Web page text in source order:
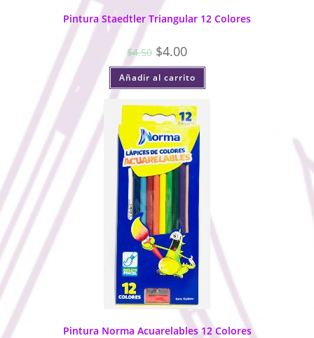
Pintura Staedtler Triangular 12 Colores
$4.50 $4.00
Añadir al carrito
Pintura Norma Acuarelables 12 Colores